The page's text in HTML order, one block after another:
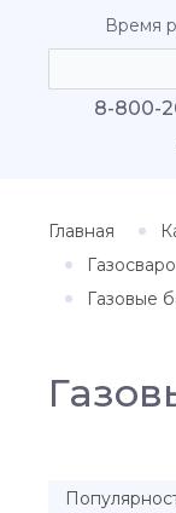
Время
8-800-
Главная
Газовые